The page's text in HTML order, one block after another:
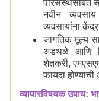
परिसंस्थेसोबत
नवीन
व्यवसायांना
जागतिक मूल्य
अडथळे आणि
शेतकरी,
फायदा
व्यापारविषयक उपाय: